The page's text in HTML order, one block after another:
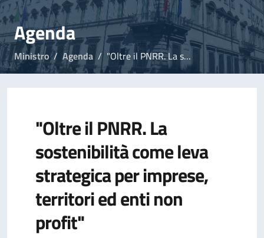
Agenda
Ministro Agenda "Oltre il PNRR. La sostenibilità come leva strategica per imprese, territori ed enti non profit"
"Oltre il PNRR. La
sostenibilità come leva
strategica per imprese,
territori ed enti non
profit"